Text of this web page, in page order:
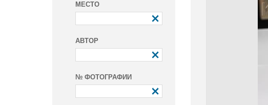
МЕСТО
АВТОР
№ ФОТОГРАФИИ